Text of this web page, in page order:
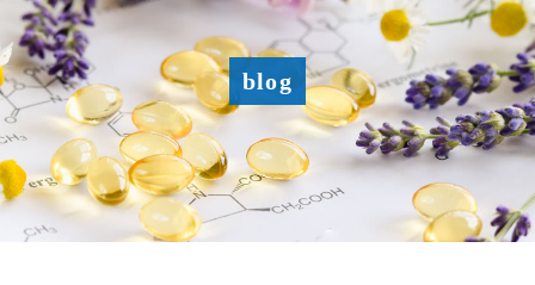
アンチエイジング 更年期障害
アトピー性皮膚炎 ニキビ・シミ
レーザー脱毛 月経
blog